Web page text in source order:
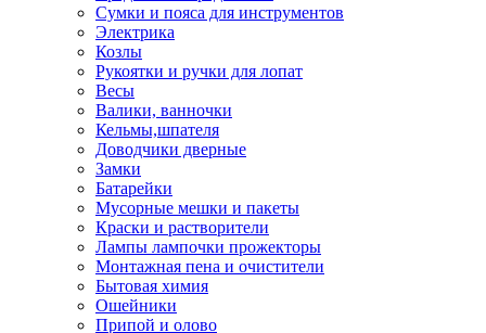
Сумки и пояса для инструментов
Электрика
Козлы
Рукоятки и ручки для лопат
Весы
Валики, ванночки
Кельмы,шпателя
Доводчики дверные
Замки
Батарейки
Мусорные мешки и пакеты
Краски и растворители
Лампы лампочки прожекторы
Монтажная пена и очистители
Бытовая химия
Ошейники
Припой и олово